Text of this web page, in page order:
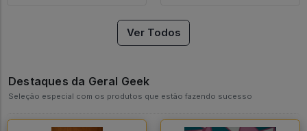
Ver Todos
Destaques da Geral Geek
Seleção especial com os produtos que estão fazendo sucesso